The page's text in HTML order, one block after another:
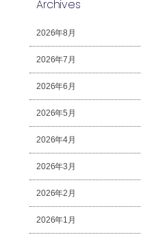
Archives
2026年8月
2026年7月
2026年6月
2026年5月
2026年4月
2026年3月
2026年2月
2026年1月